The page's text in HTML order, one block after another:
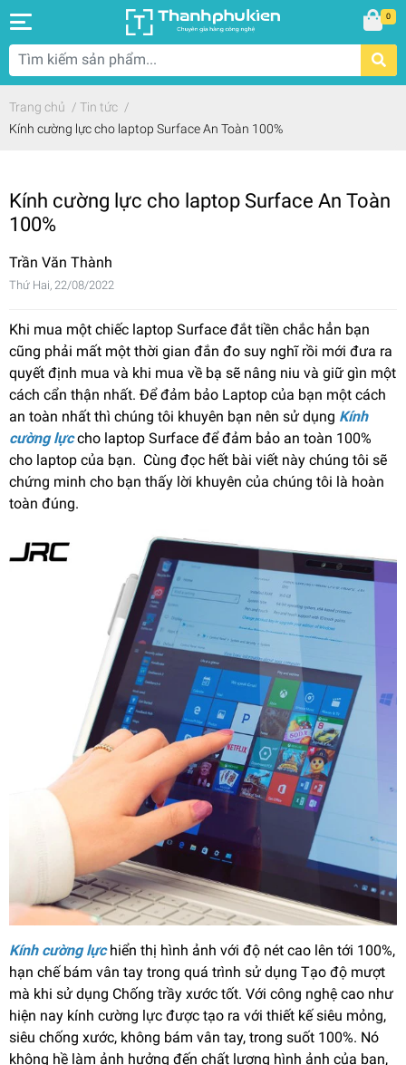
0
Trang chủ / Tin tức /
Kính cường lực cho laptop Surface An Toàn 100%
Kính cường lực cho laptop Surface An Toàn
100%
Trần Văn Thành
Thứ Hai, 22/08/2022
Khi mua một chiếc laptop Surface đắt tiền chắc hẳn bạn
cũng phải mất một thời gian đắn đo suy nghĩ rồi mới đưa ra
quyết định mua và khi mua về bạ sẽ nâng niu và giữ gìn một
cách cẩn thận nhất. Để đảm bảo Laptop của bạn một cách
an toàn nhất thì chúng tôi khuyên bạn nên sử dụng Kính
cường lực cho laptop Surface để đảm bảo an toàn 100%
cho laptop của bạn. Cùng đọc hết bài viết này chúng tôi sẽ
chứng minh cho bạn thấy lời khuyên của chúng tôi là hoàn
toàn đúng.
Kính cường lực hiển thị hình ảnh với độ nét cao lên tới 100%,
hạn chế bám vân tay trong quá trình sử dụng Tạo độ mượt
mà khi sử dụng Chống trầy xước tốt. Với công nghệ cao như
hiện nay kính cường lực được tạo ra với thiết kế siêu mỏng,
siêu chống xước, không bám vân tay, trong suốt 100%. Nó
không hề làm ảnh hưởng đến chất lượng hình ảnh của bạn,